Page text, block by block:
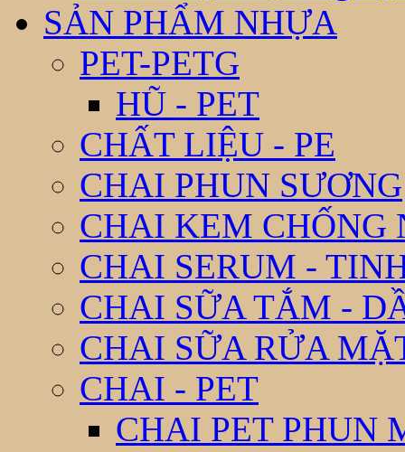
SẢN PHẨM NHỰA
PET-PETG
HŨ - PET
CHẤT LIỆU - PE
CHAI PHUN SƯƠNG
CHAI KEM CHỐNG
CHAI SERUM -
CHAI SỮA TẮM -
CHAI SỮA RỬA
CHAI - PET
CHAI PET PHUN